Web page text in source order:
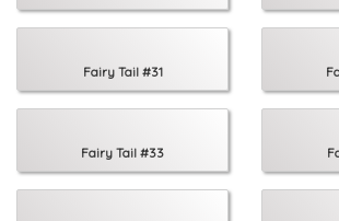
Fairy Tail #31
Fairy Tail #33